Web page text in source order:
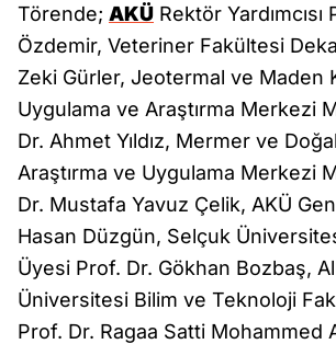
Törende; AKÜ Rektör Yardımcısı
Özdemir, Veteriner Fakültesi
Zeki Gürler, Jeotermal ve Maden
Uygulama ve Araştırma Merkezi
Dr. Ahmet Yıldız, Mermer ve
Araştırma ve Uygulama Merkezi
Dr. Mustafa Yavuz Çelik, AKÜ
Hasan Düzgün, Selçuk
Üyesi Prof. Dr. Gökhan Bozbaş,
Üniversitesi Bilim ve Teknoloji
Prof. Dr. Ragaa Satti Mohammed